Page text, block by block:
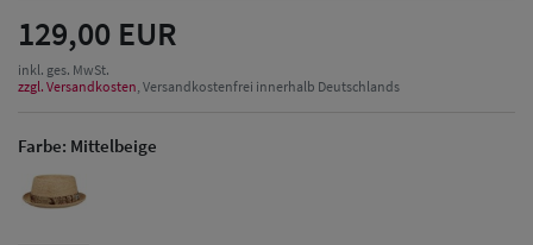
129,00 EUR
inkl. ges. MwSt.
zzgl. Versandkosten, Versandkostenfrei innerhalb Deutschlands
Farbe: Mittelbeige